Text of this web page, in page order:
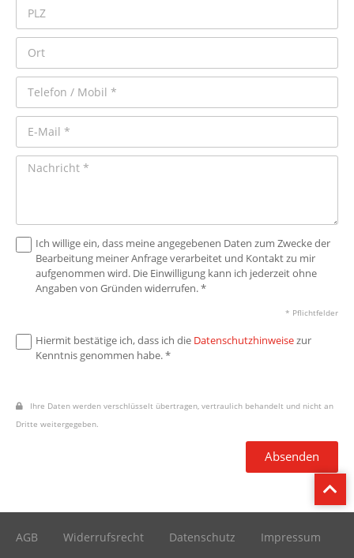
AGB Widerrufsrecht Datenschutz Impressum
Ich willige ein, dass meine angegebenen Daten zum Zwecke der
Bearbeitung meiner Anfrage verarbeitet und Kontakt zu mir
aufgenommen wird. Die Einwilligung kann ich jederzeit ohne
Angaben von Gründen widerrufen. *
* Pflichtfelder
Hiermit bestätige ich, dass ich die Datenschutzhinweisezur
Kenntnis genommen habe. *
Ihre Daten werden verschlüsselt übertragen, vertraulich behandelt und nicht an
Dritte weitergegeben.
Absenden